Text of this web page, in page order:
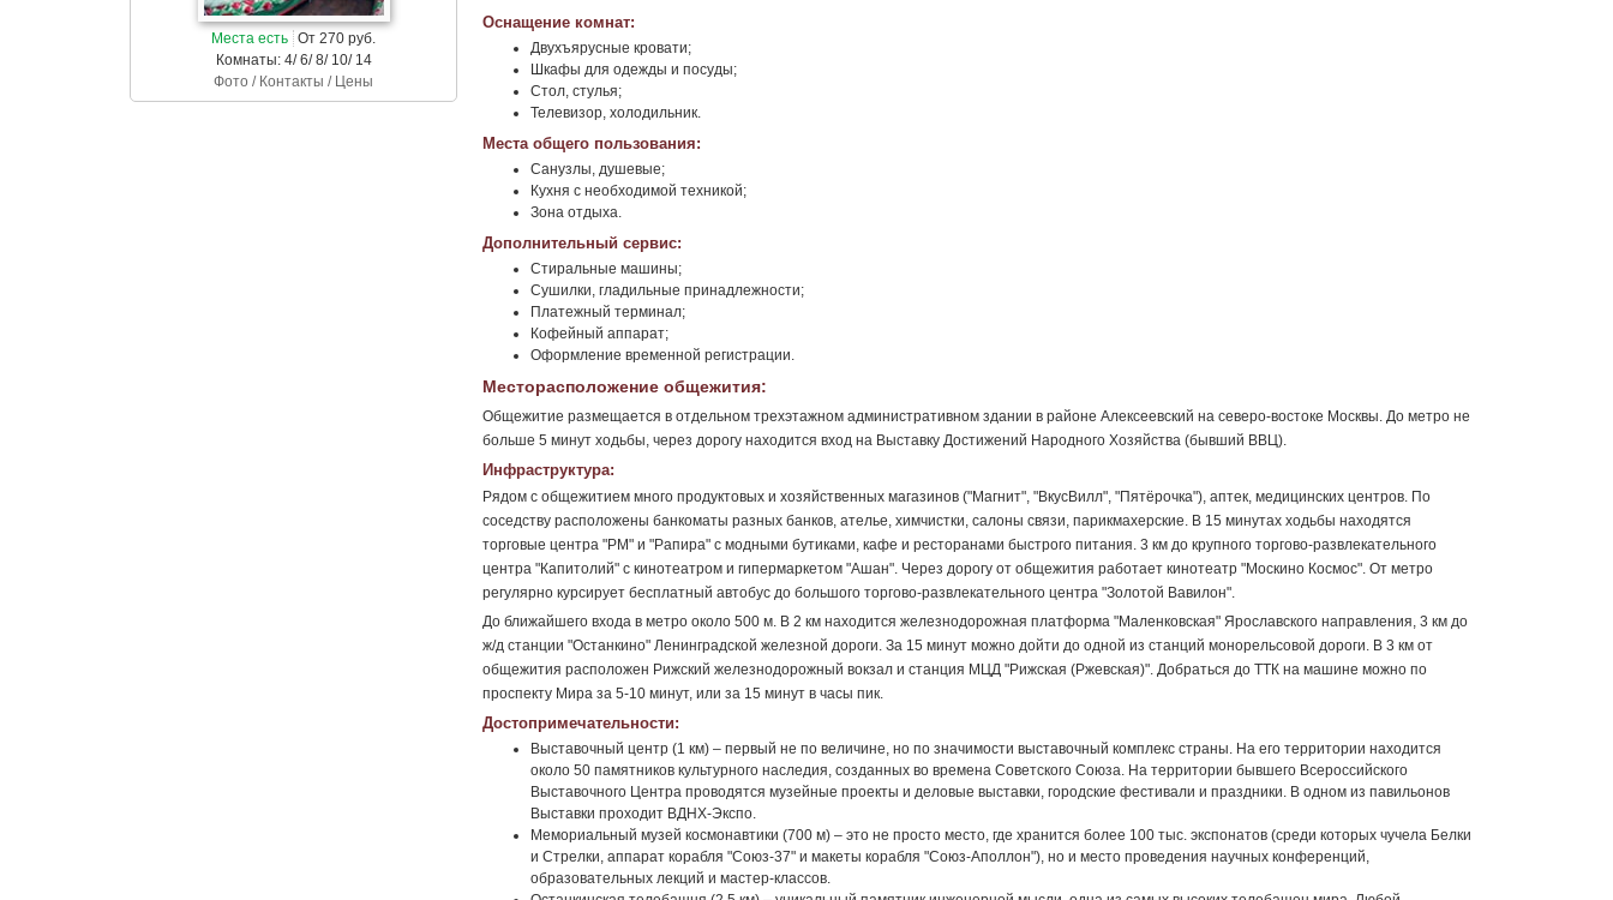
Места есть От 270 руб.
Комнаты: 4/ 6/ 8/ 10/ 14
Фото / Контакты / Цены
Оснащение комнат:
Двухъярусные кровати;
Шкафы для одежды и посуды;
Стол, стулья;
Телевизор, холодильник.
Места общего пользования:
Санузлы, душевые;
Кухня с необходимой техникой;
Зона отдыха.
Дополнительный сервис:
Стиральные машины;
Сушилки, гладильные принадлежности;
Платежный терминал;
Кофейный аппарат;
Оформление временной регистрации.
Месторасположение общежития:
Общежитие размещается в отдельном трехэтажном административном здании в районе Алексеевский на северо-востоке Москвы. До метро не
больше 5 минут ходьбы, через дорогу находится вход на Выставку Достижений Народного Хозяйства (бывший ВВЦ).
Инфраструктура:
Рядом с общежитием много продуктовых и хозяйственных магазинов ("Магнит", "ВкусВилл", "Пятёрочка"), аптек, медицинских центров. По
соседству расположены банкоматы разных банков, ателье, химчистки, салоны связи, парикмахерские. В 15 минутах ходьбы находятся
торговые центра "РМ" и "Рапира" с модными бутиками, кафе и ресторанами быстрого питания. 3 км до крупного торгово-развлекательного
центра "Капитолий" с кинотеатром и гипермаркетом "Ашан". Через дорогу от общежития работает кинотеатр "Москино Космос". От метро
регулярно курсирует бесплатный автобус до большого торгово-развлекательного центра "Золотой Вавилон".
До ближайшего входа в метро около 500 м. В 2 км находится железнодорожная платформа "Маленковская" Ярославского направления, 3 км до
ж/д станции "Останкино" Ленинградской железной дороги. За 15 минут можно дойти до одной из станций монорельсовой дороги. В 3 км от
общежития расположен Рижский железнодорожный вокзал и станция МЦД "Рижская (Ржевская)". Добраться до ТТК на машине можно по
проспекту Мира за 5-10 минут, или за 15 минут в часы пик.
Достопримечательности:
Выставочный центр (1 км) – первый не по величине, но по значимости выставочный комплекс страны. На его территории находится
около 50 памятников культурного наследия, созданных во времена Советского Союза. На территории бывшего Всероссийского
Выставочного Центра проводятся музейные проекты и деловые выставки, городские фестивали и праздники. В одном из павильонов
Выставки проходит ВДНХ-Экспо.
Мемориальный музей космонавтики (700 м) – это не просто место, где хранится более 100 тыс. экспонатов (среди которых чучела Белки
и Стрелки, аппарат корабля "Союз-37" и макеты корабля "Союз-Аполлон"), но и место проведения научных конференций,
образовательных лекций и мастер-классов.